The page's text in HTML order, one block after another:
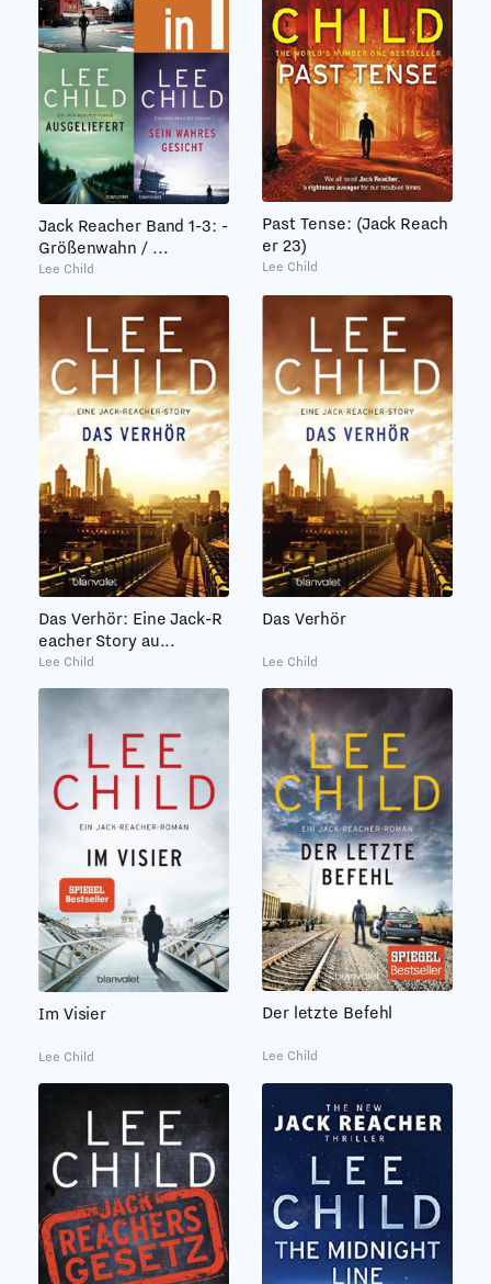
Jack Reacher Band 1-3: -
Größenwahn / ...
Lee Child
Past Tense: (Jack Reach
er 23)
Lee Child
Das Verhör: Eine Jack-R
eacher Story au...
Lee Child
Das Verhör
Lee Child
Im Visier
Lee Child
Der letzte Befehl
Lee Child